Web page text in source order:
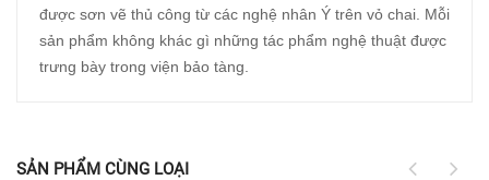
được sơn vẽ thủ công từ các nghệ nhân Ý trên vỏ chai. Mỗi
sản phẩm không khác gì những tác phẩm nghệ thuật được
trưng bày trong viện bảo tàng.
SẢN PHẨM CÙNG LOẠI